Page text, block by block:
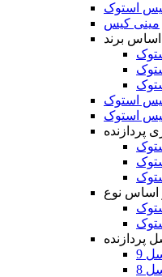
مینی کیس
برند
اساس نوع
پردازنده
9
8